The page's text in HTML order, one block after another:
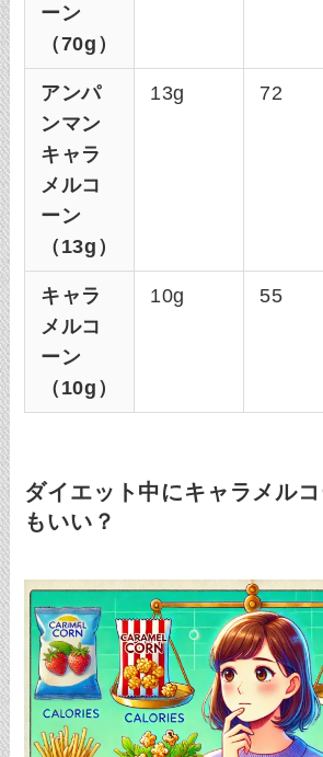
ーン
（70g）
アンパ
ンマン
キャラ
メルコ
ーン
（13g）
13g 72
キャラ
メルコ
ーン
（10g）
10g 55
ダイエット中にキャラメル
もいい？